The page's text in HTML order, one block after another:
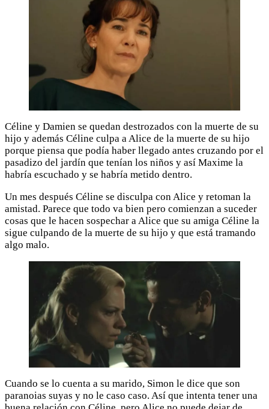
Céline y Damien se quedan destrozados con la muerte de su
hijo y además Céline culpa a Alice de la muerte de su hijo
porque piensa que podía haber llegado antes cruzando por el
pasadizo del jardín que tenían los niños y así Maxime la
habría escuchado y se habría metido dentro.
Un mes después Céline se disculpa con Alice y retoman la
amistad. Parece que todo va bien pero comienzan a suceder
cosas que le hacen sospechar a Alice que su amiga Céline la
sigue culpando de la muerte de su hijo y que está tramando
algo malo.
Cuando se lo cuenta a su marido, Simon le dice que son
paranoias suyas y no le caso caso. Así que intenta tener una